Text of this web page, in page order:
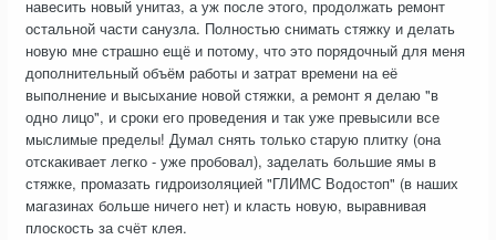
навесить новый унитаз, а уж после этого, продолжать ремонт
остальной части санузла. Полностью снимать стяжку и делать
новую мне страшно ещё и потому, что это порядочный для меня
дополнительный объём работы и затрат времени на её
выполнение и высыхание новой стяжки, а ремонт я делаю "в
одно лицо", и сроки его проведения и так уже превысили все
мыслимые пределы! Думал снять только старую плитку (она
отскакивает легко - уже пробовал), заделать большие ямы в
стяжке, промазать гидроизоляцией "ГЛИМС Водостоп" (в наших
магазинах больше ничего нет) и класть новую, выравнивая
плоскость за счёт клея.